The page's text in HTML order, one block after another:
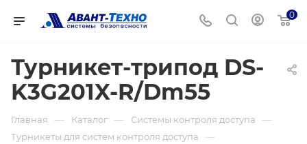
0
Турникет-трипод DS-
K3G201X-R/Dm55
Главная — Каталог — Системы контроля доступа —
Турникеты для систем контроля доступа —